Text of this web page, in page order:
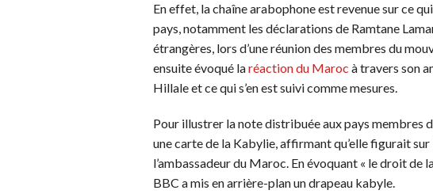
En effet, la chaîne arabophone est revenue sur ce
pays, notamment les déclarations de Ramtane
étrangères, lors d’une réunion des membres du
ensuite évoqué laréaction du Maroc à travers son
Hillale et ce qui s’en est suivi comme mesures.
Pour illustrer la note distribuée aux pays membres
une carte de la Kabylie, affirmant qu’elle figurait
l’ambassadeur du Maroc. En évoquant « le droit de
BBC a mis en arrière-plan un drapeau kabyle.